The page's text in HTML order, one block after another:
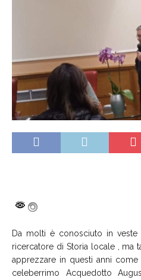
Da molti è conosciuto in
ricercatore di Storia locale , ma
apprezzare in questi anni come
celeberrimo Acquedotto